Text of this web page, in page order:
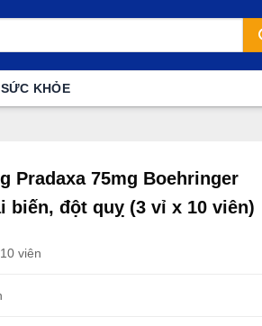
KHỎE
Pradaxa 75mg Boehringer
biến, đột quỵ (3 vỉ x 10 viên)
viên